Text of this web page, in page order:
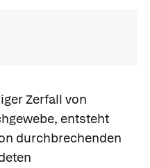
Zerfall von
entsteht
durchbrechenden